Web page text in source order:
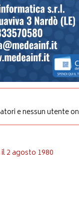
e nessun utente
2 agosto 1980